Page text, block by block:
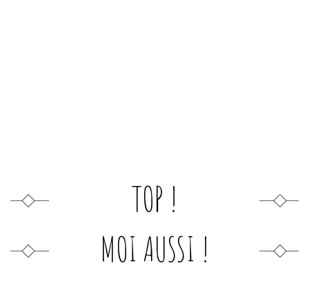
TOP !
MOI AUSSI !